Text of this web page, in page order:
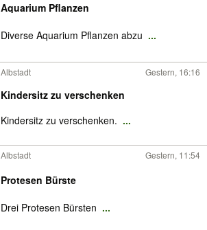
Aquarium Pflanzen
Diverse Aquarium Pflanzen abzu ...
Albstadt Gestern, 16:16
Kindersitz zu verschenken
Kindersitz zu verschenken. ...
Albstadt Gestern, 11:54
Protesen Bürste
Drei Protesen Bürsten ...